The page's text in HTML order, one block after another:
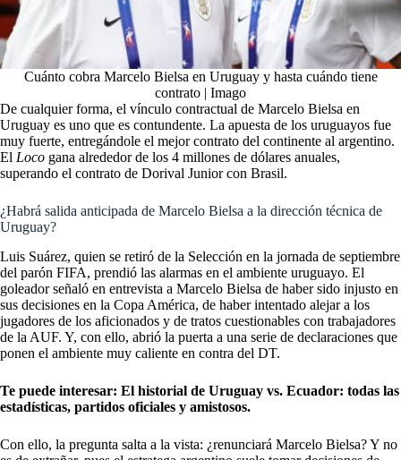
Cuánto cobra Marcelo Bielsa en Uruguay y hasta cuándo tiene
contrato | Imago
De cualquier forma, el vínculo contractual de Marcelo Bielsa en
Uruguay es uno que es contundente. La apuesta de los uruguayos fue
muy fuerte, entregándole el mejor contrato del continente al argentino.
El Loco gana alrededor de los 4 millones de dólares anuales,
superando el contrato de Dorival Junior con Brasil.
¿Habrá salida anticipada de Marcelo Bielsa a la dirección técnica de
Uruguay?
Luis Suárez, quien se retiró de la Selección en la jornada de septiembre
del parón FIFA, prendió las alarmas en el ambiente uruguayo. El
goleador señaló en entrevista a Marcelo Bielsa de haber sido injusto en
sus decisiones en la Copa América, de haber intentado alejar a los
jugadores de los aficionados y de tratos cuestionables con trabajadores
de la AUF. Y, con ello, abrió la puerta a una serie de declaraciones que
ponen el ambiente muy caliente en contra del DT.
Te puede interesar: El historial de Uruguay vs. Ecuador: todas las
estadísticas, partidos oficiales y amistosos.
Con ello, la pregunta salta a la vista: ¿renunciará Marcelo Bielsa? Y no